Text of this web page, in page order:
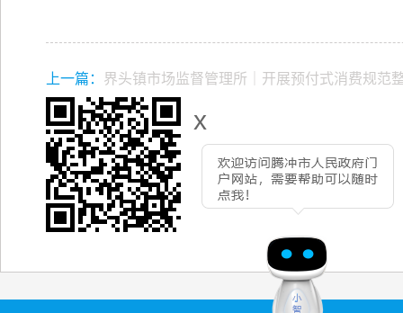
x
上一篇： 界头镇市场监督管理所｜开展预付式消费规范